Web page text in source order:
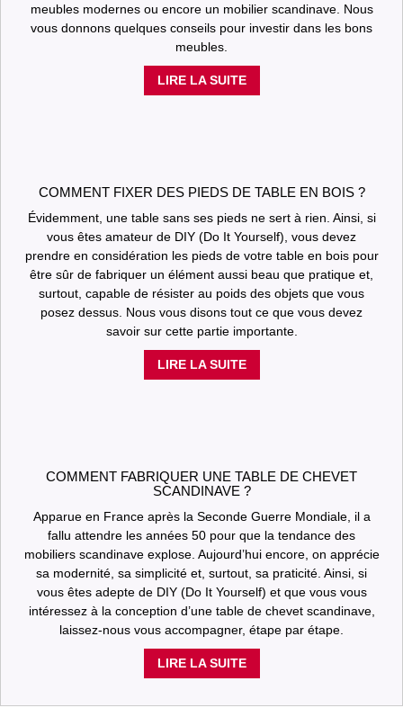
meubles modernes ou encore un mobilier scandinave. Nous
vous donnons quelques conseils pour investir dans les bons
meubles.
LIRE LA SUITE
COMMENT FIXER DES PIEDS DE TABLE EN BOIS ?
Évidemment, une table sans ses pieds ne sert à rien. Ainsi, si
vous êtes amateur de DIY (Do It Yourself), vous devez
prendre en considération les pieds de votre table en bois pour
être sûr de fabriquer un élément aussi beau que pratique et,
surtout, capable de résister au poids des objets que vous
posez dessus. Nous vous disons tout ce que vous devez
savoir sur cette partie importante.
LIRE LA SUITE
COMMENT FABRIQUER UNE TABLE DE CHEVET
SCANDINAVE ?
Apparue en France après la Seconde Guerre Mondiale, il a
fallu attendre les années 50 pour que la tendance des
mobiliers scandinave explose. Aujourd’hui encore, on apprécie
sa modernité, sa simplicité et, surtout, sa praticité. Ainsi, si
vous êtes adepte de DIY (Do It Yourself) et que vous vous
intéressez à la conception d’une table de chevet scandinave,
laissez-nous vous accompagner, étape par étape.
LIRE LA SUITE